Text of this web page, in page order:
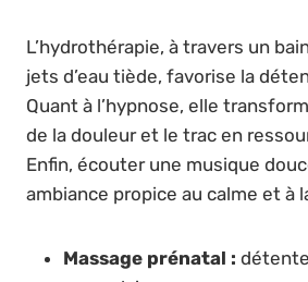
L’hydrothérapie, à travers un
jets d’eau tiède, favorise la
Quant à l’hypnose, elle
de la douleur et le trac en
Enfin, écouter une musique
ambiance propice au calme et à
Massage prénatal :